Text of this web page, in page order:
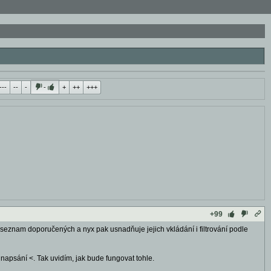
--- -- - - + ++ +++
+99
doporučených a nyx pak usnadňuje jejich vkládání i filtrování podle
<. Tak uvidím, jak bude fungovat tohle.